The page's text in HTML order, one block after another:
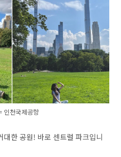
인천국제공항
한 공원! 바로 센트럴 파크입니